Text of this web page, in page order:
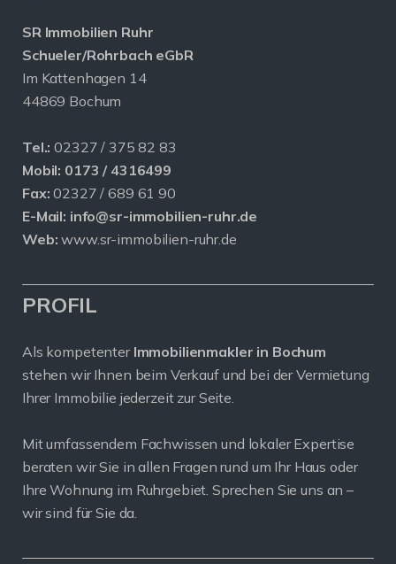
SR Immobilien Ruhr
Schueler/Rohrbach eGbR
Im Kattenhagen 14
44869 Bochum
Tel.: 02327 / 375 82 83
Mobil: 0173 / 4316499
Fax: 02327 / 689 61 90
E-Mail: info@sr-immobilien-ruhr.de
Web: www.sr-immobilien-ruhr.de
PROFIL
Als kompetenter Immobilienmakler in Bochum
stehen wir Ihnen beim Verkauf und bei der Vermietung
Ihrer Immobilie jederzeit zur Seite.
Mit umfassendem Fachwissen und lokaler Expertise
beraten wir Sie in allen Fragen rund um Ihr Haus oder
Ihre Wohnung im Ruhrgebiet. Sprechen Sie uns an –
wir sind für Sie da.